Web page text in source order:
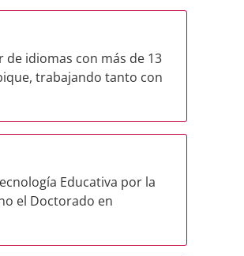
de idiomas con más de 13
trabajando tanto con
Educativa por la
el Doctorado en